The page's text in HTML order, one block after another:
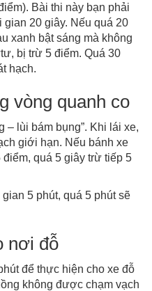
Bài thi này bạn phải
gian 20 giây. Nếu quá 20
xanh bật sáng mà không
bị trừ 5 điểm. Quá 30
hạch.
vòng quanh co
– lùi bám bụng”. Khi lái xe,
giới hạn. Nếu bánh xe
quá 5 giây trừ tiếp 5
5 phút, quá 5 phút sẽ
nơi đỗ
để thực hiện cho xe đỗ
không được chạm vạch